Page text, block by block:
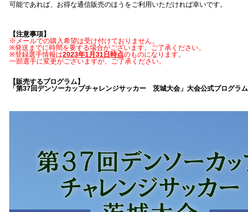
可能であれば、お得な通信販売のほうをご利用いただければ幸いです。
【注意事項】
※メールでの購入希望は受け付けておりません。
※発送までに時間を要する場合がございます。ご了承ください。
※登録選手情報は2023年1月31日時点のものになります。
一部選手に変更がございますが、ご了承ください。
【販売するプログラム】
「第37回デンソーカップチャレンジサッカー 茨城大会」大会公式プログラム